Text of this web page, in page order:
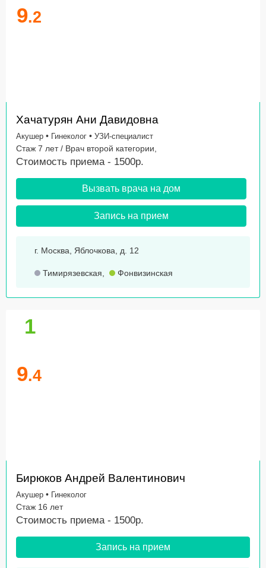
9.2
Хачатурян Ани Давидовна
Акушер • Гинеколог • УЗИ-специалист
Стаж 7 лет / Врач второй категории,
Стоимость приема - 1500р.
Вызвать врача на дом
Запись на прием
г. Москва, Яблочкова, д. 12
Тимирязевская Фонвизинская
1
9.4
Бирюков Андрей Валентинович
Акушер • Гинеколог
Стаж 16 лет
Стоимость приема - 1500р.
Запись на прием